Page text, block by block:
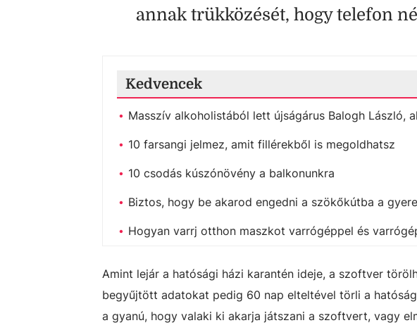
annak trükközését, hogy telefon
Kedvencek
Masszív alkoholistából lett újságárus Balogh László,
10 farsangi jelmez, amit fillérekből is megoldhatsz
10 csodás kúszónövény a balkonunkra
Biztos, hogy be akarod engedni a szökőkútba a
Hogyan varrj otthon maszkot varrógéppel és
Amint lejár a hatósági házi karantén ideje, a szoftver
begyűjtött adatokat pedig 60 nap elteltével törli a
a gyanú, hogy valaki ki akarja játszani a szoftvert, vagy